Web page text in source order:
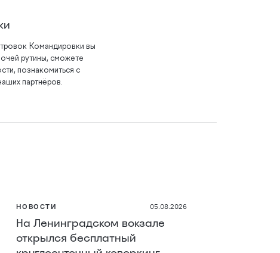
Командировки вы
рутины, сможете
познакомиться с
партнёров.
НОВОСТИ 05.08.2026
На Ленинградском вокзале
открылся бесплатный